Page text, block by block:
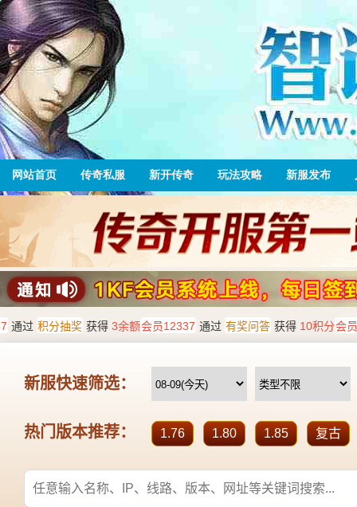
网站首页 传奇私服 新开传奇 玩法攻略 新服发布